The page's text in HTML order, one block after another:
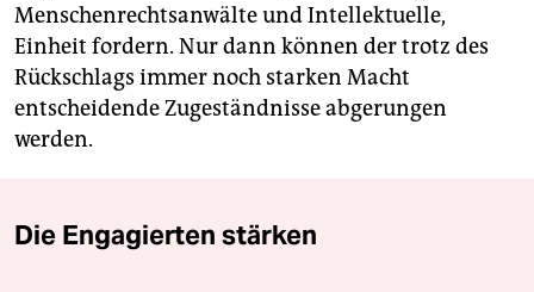
Menschenrechtsanwälte und Intellektuelle,
Einheit fordern. Nur dann können der trotz des
Rückschlags immer noch starken Macht
entscheidende Zugeständnisse abgerungen
werden.
Die Engagierten stärken